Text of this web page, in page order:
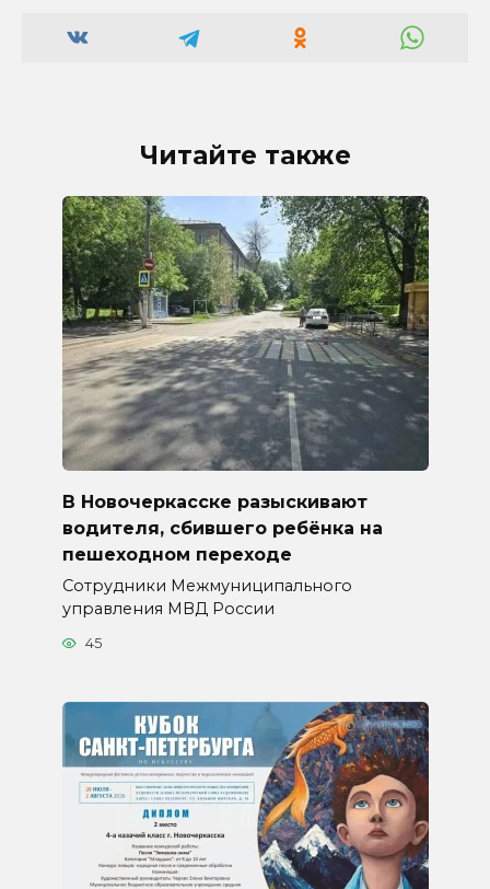
Читайте также
В Новочеркасске разыскивают
водителя, сбившего ребёнка на
пешеходном переходе
Сотрудники Межмуниципального
управления МВД России
45